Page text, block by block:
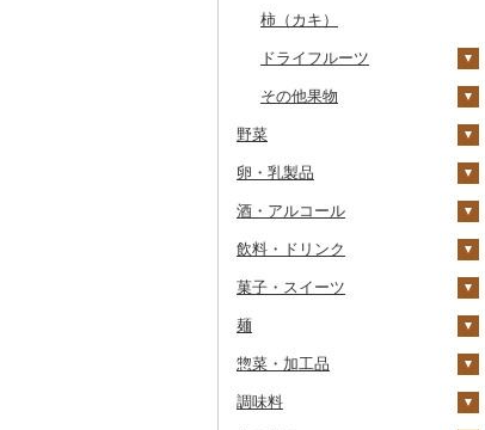
飛騨牛
近江牛
神戸牛・神戸ビーフ
土佐あかうし
佐賀牛
長崎和牛
あか牛
その他牛肉（精肉）
はまぐり
その他貝
金目鯛
クエ
くじら
さんま
鯛
のどぐろ
ふぐ
ほっけ
その他鮮魚
ひじき
その他海苔・海藻
その他干物
しらす・ちりめん
かまぼこ・練り製品
その他魚介・加工品
ミルキークィーン
ななつぼし
その他米
不知火・デコポン
せとか
文旦
ポンカン
その他柑橘
柿（カキ）
ドライフルーツ
干し柿
その他ドライフルーツ
その他果物
ブルーベリー
パイナップル
栗
その他果物
野菜
いも
じゃがいも
さつまいも
その他いも
トマト
フルーツトマト
ミニトマト
玉ねぎ
ねぎ
根菜
人参
アスパラガス
卵・乳製品
卵
チーズ
ヨーグルト
バター
その他乳製品
酒・アルコール
ビール・発泡酒
ビール
地ビール・クラフトビ
日本酒
純米吟醸
大吟醸
芋焼酎
麦焼酎
梅酒
泡盛
飲料・ドリンク
水・ミネラルウォーター
飲料
コーヒー豆
茶
飲料
果汁飲料
菓子・スイーツ
クッキー
焼き菓子
麺
ラーメン
うどん
惣菜・加工品
惣菜
調味料